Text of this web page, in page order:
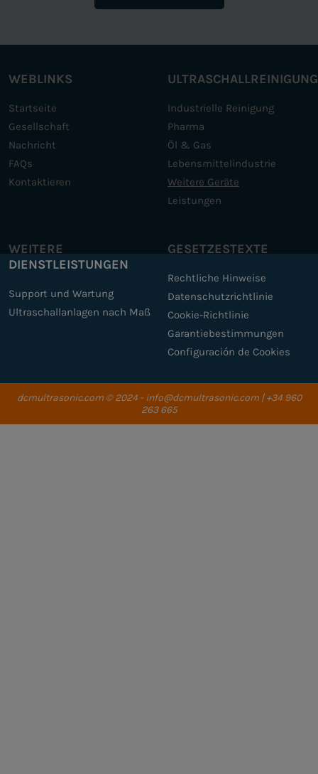
WEBLINKS
Startseite
Gesellschaft
Nachricht
FAQs
Kontaktieren
Industrielle Reinigung
Pharma
Öl & Gas
Lebensmittelindustrie
Weitere Geräte
Leistungen
WEITERE
DIENSTLEISTUNGEN
Support und Wartung
Ultraschallanlagen nach Maß
GESETZESTEXTE
Rechtliche Hinweise
Datenschutzrichtlinie
Cookie-Richtlinie
Garantiebestimmungen
Configuración de Cookies
dcmultrasonic.com© 2024 - info@dcmultrasonic.com | +34 960
263 665